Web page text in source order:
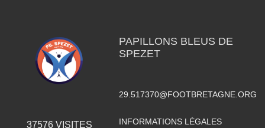
37576VISITES
PAPILLONS BLEUS DE
SPEZET
29.517370@FOOTBRETAGNE.ORG
INFORMATIONS LÉGALES